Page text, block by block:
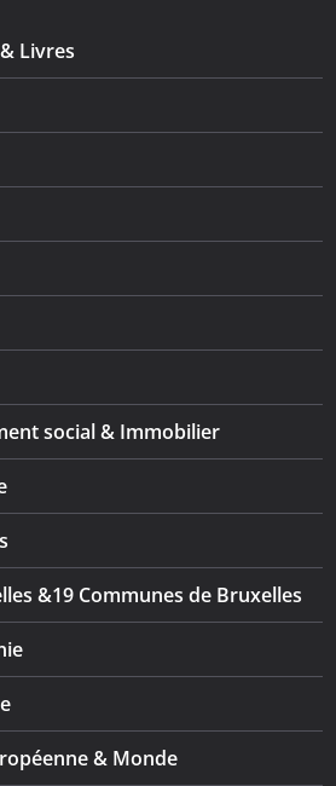
Livres
social & Immobilier
&19 Communes de Bruxelles
& Monde